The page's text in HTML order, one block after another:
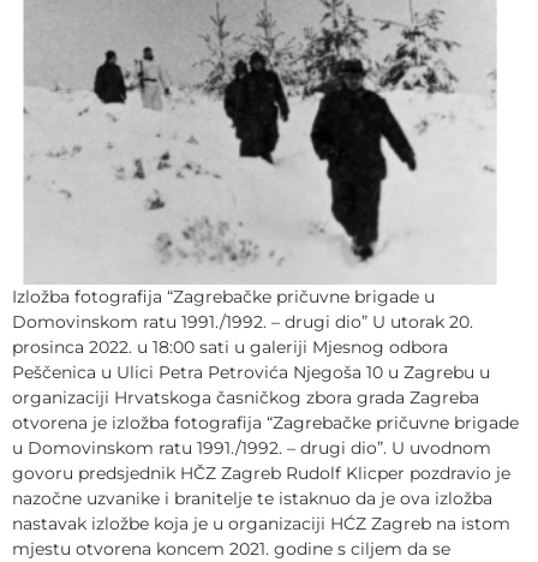
Izložba fotografija “Zagrebačke pričuvne brigade u
Domovinskom ratu 1991./1992. – drugi dio” U utorak 20.
prosinca 2022. u 18:00 sati u galeriji Mjesnog odbora
Peščenica u Ulici Petra Petrovića Njegoša 10 u Zagrebu u
organizaciji Hrvatskoga časničkog zbora grada Zagreba
otvorena je izložba fotografija “Zagrebačke pričuvne brigade
u Domovinskom ratu 1991./1992. – drugi dio”. U uvodnom
govoru predsjednik HČZ Zagreb Rudolf Klicper pozdravio je
nazočne uzvanike i branitelje te istaknuo da je ova izložba
nastavak izložbe koja je u organizaciji HĆZ Zagreb na istom
mjestu otvorena koncem 2021. godine s ciljem da se